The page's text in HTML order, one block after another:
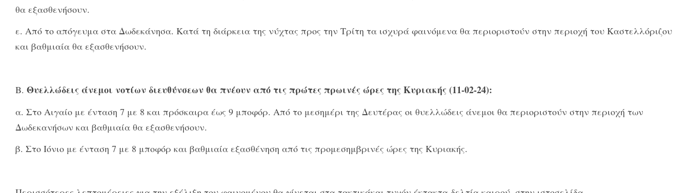
θα εξασθενήσουν.
ε. Από το απόγευμα στα Δωδεκάνησα. Κατά τη διάρκεια της νύχτας προς την Τρίτη τα ισχυρά φαινόμενα θα περιοριστούν στην περιοχή του Καστελλόριζου
και βαθμιαία θα εξασθενήσουν.
Β. Θυελλώδεις άνεμοι νοτίων διευθύνσεων θα πνέουν από τις πρώτες πρωινές ώρες της Κυριακής (11-02-24):
α. Στο Αιγαίο με ένταση 7 με 8 και πρόσκαιρα έως 9 μποφόρ. Από το μεσημέρι της Δευτέρας οι θυελλώδεις άνεμοι θα περιοριστούν στην περιοχή των
Δωδεκανήσων και βαθμιαία θα εξασθενήσουν.
β. Στο Ιόνιο με ένταση 7 με 8 μποφόρ και βαθμιαία εξασθένηση από τις προμεσημβρινές ώρες της Κυριακής.